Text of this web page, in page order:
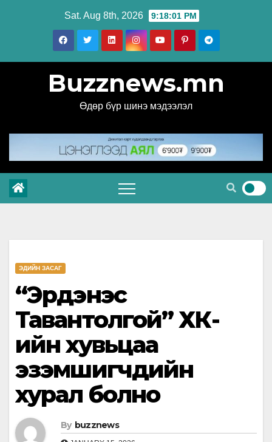
Sat. Aug 8th, 2026 9:18:02 PM
Buzznews.mn
Өдөр бүр шинэ мэдээлэл
ЭДИЙН ЗАСАГ
“Эрдэнэс
Тавантолгой” ХК-
ийн хувьцаа
эзэмшигчдийн
хурал болно
By buzznews